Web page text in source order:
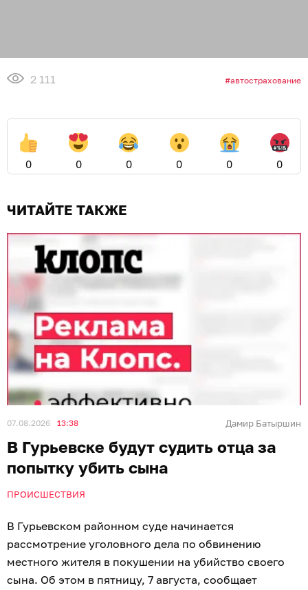
2 111 автострахование
0 0 0 0 0 0
ЧИТАЙТЕ ТАКЖЕ
07.08.2026 13:38 Дамир Батыршин
В Гурьевске будут судить отца за
попытку убить сына
ПРОИСШЕСТВИЯ
В Гурьевском районном суде начинается
рассмотрение уголовного дела по обвинению
местного жителя в покушении на убийство своего
сына. Об этом в пятницу, 7 августа, сообщает